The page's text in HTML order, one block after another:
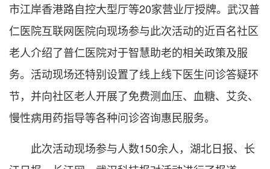
市江岸香港路自控大型厅等20家营业厅授牌。武汉普
仁医院互联网医院向现场参与此次活动的近百名社区
老人介绍了普仁医院对于智慧助老的相关政策及服
务。活动现场还特别设置了线上线下医生问诊答疑环
节，并向社区老人开展了免费测血压、血糖、艾灸、
慢性病用药指导等各种问诊咨询惠民服务。
此次活动现场参与人数150余人，湖北日报、长